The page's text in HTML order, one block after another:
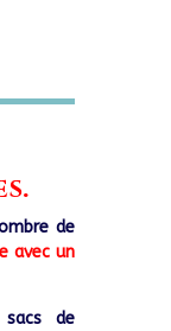
de
avec un
de